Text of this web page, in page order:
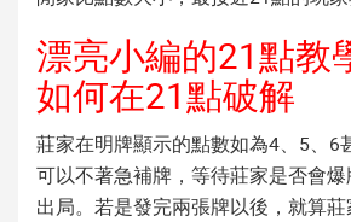
漂亮小編的21點教
如何在21點破解
莊家在明牌顯示的點數如為4、5、6
可以不著急補牌，等待莊家是否會
出局。若是發完兩張牌以後，就算莊